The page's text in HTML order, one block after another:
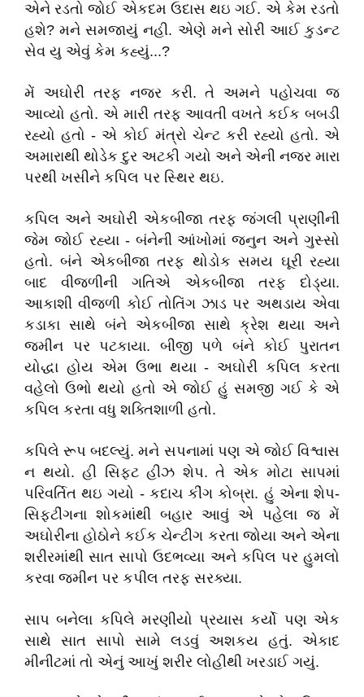
એને રડતો જોઈ એકદમ ઉદાસ થઇ ગઈ. એ કેમ રડતો
હશે? મને સમજાયું નહી. એણે મને સોરી આઈ કુડન્ટ
સેવ યુ એવું કેમ કહ્યું...?
મેં અઘોરી તરફ નજર કરી. તે અમને પહોચવા જ
આવ્યો હતો. એ મારી તરફ આવતી વખતે કઈક બબડી
રહ્યો હતો - એ કોઈ મંત્રો ચેન્ટ કરી રહ્યો હતો. એ
અમારાથી થોડેક દુર અટકી ગયો અને એની નજર મારા
પરથી ખસીને કપિલ પર સ્થિર થઇ.
કપિલ અને અઘોરી એકબીજા તરફ જંગલી પ્રાણીની
જેમ જોઈ રહ્યા - બંનેની આંખોમાં જનુન અને ગુસ્સો
હતો. બંને એકબીજા તરફ થોડોક સમય ઘૂરી રહ્યા
બાદ વીજળીની ગતિએ એકબીજા તરફ દોડ્યા.
આકાશી વીજળી કોઈ તોતિંગ ઝાડ પર અથડાય એવા
કડાકા સાથે બંને એકબીજા સાથે ક્રેશ થયા અને
જમીન પર પટકાયા. બીજી પળે બંને કોઈ પુરાતન
યોદ્ધા હોય એમ ઉભા થયા - અઘોરી કપિલ કરતા
વહેલો ઉભો થયો હતો એ જોઈ હું સમજી ગઈ કે એ
કપિલ કરતા વધુ શક્તિશાળી હતો.
કપિલે રૂપ બદલ્યું. મને સપનામાં પણ એ જોઈ વિશ્વાસ
ન થયો. હી સિફ્ટ હીઝ શેપ. તે એક મોટા સાપમાં
પરિવર્તિત થઇ ગયો - કદાચ કીંગ કોબ્રા. હું એના શેપ-
સિફટીંગના શોકમાંથી બહાર આવું એ પહેલા જ મેં
અઘોરીના હોઠોને કઈક ચેન્ટીગ કરતા જોયા અને એના
શરીરમાંથી સાત સાપો ઉદભવ્યા અને કપિલ પર હુમલો
કરવા જમીન પર કપીલ તરફ સરક્યા.
સાપ બનેલા કપિલે મરણીયો પ્રયાસ કર્યો પણ એક
સાથે સાત સાપો સામે લડવું અશકય હતું. એકાદ
મીનીટમાં તો એનું આખું શરીર લોહીથી ખરડાઈ ગયું.